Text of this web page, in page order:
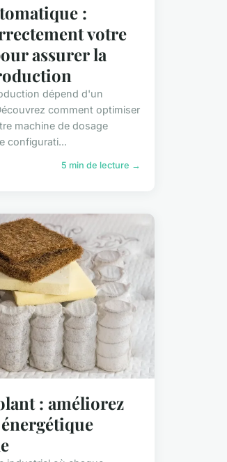
:
votre
assurer la
dépend d'un
comment optimiser
machine de dosage
configurati...
5 min de lecture →
: améliorez